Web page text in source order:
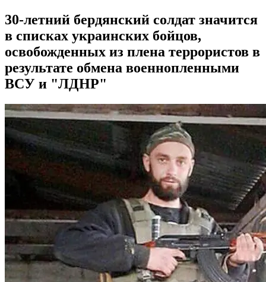
30-летний бердянский солдат значится
в списках украинских бойцов,
освобожденных из плена террористов в
результате обмена военнопленными
ВСУ и "ЛДНР"